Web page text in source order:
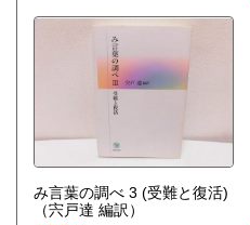
み言葉の調べ 3 (受難と復活)
（宍戸達 編訳）